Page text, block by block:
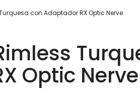
con Adaptador RX Optic Nerve
Optic Nerve